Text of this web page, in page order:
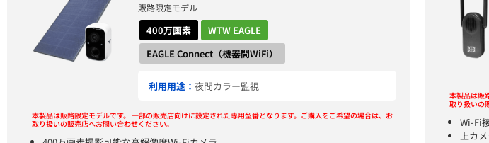
販路限定モデル
400万画素
WTW EAGLE
EAGLE Connect（機器間WiFi）
利用用途： 夜間カラー監視
本製品は販路限定モデルです。 一部の販売店向けに設定された専用型番となります。ご購入をご希望の場合は、お
取り扱いの販売店へお問い合わせください。
本製品は販
取り扱いの
Wi-Fi
上カ